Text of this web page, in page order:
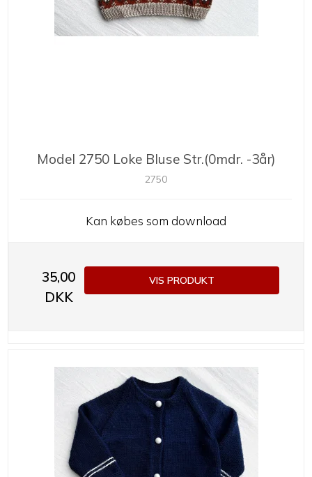
Model 2750 Loke Bluse Str.(0mdr. -3år)
2750
Kan købes som download
35,00
DKK
VIS PRODUKT